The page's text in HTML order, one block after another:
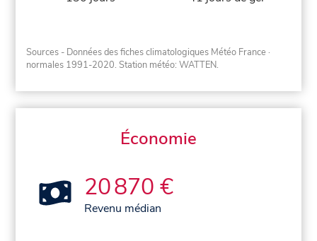
Sources - Données des fiches climatologiques Météo France ·
normales 1991-2020. Station météo: WATTEN.
Économie
20 870 €
Revenu médian